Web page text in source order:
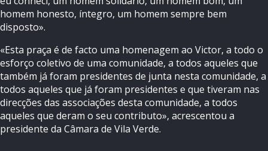
homem honesto, íntegro, um homem sempre bem
disposto».
«Esta praça é de facto uma homenagem ao Victor, a todo o
esforço coletivo de uma comunidade, a todos aqueles que
também já foram presidentes de junta nesta comunidade, a
todos aqueles que já foram presidentes e que tiveram nas
direcções das associações desta comunidade, a todos
aqueles que deram o seu contributo», acrescentou a
presidente da Câmara de Vila Verde.